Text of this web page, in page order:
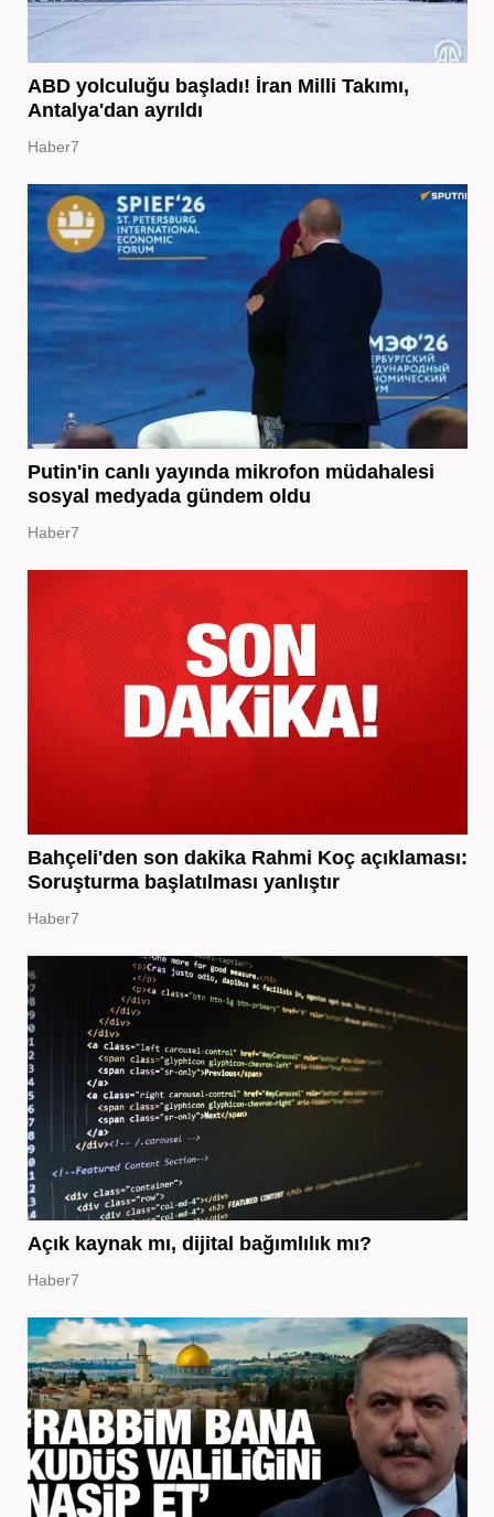
ABD yolculuğu başladı! İran Milli Takımı,
Antalya'dan ayrıldı
Haber7
Putin'in canlı yayında mikrofon müdahalesi
sosyal medyada gündem oldu
Haber7
Bahçeli'den son dakika Rahmi Koç açıklaması:
Soruşturma başlatılması yanlıştır
Haber7
Açık kaynak mı, dijital bağımlılık mı?
Haber7